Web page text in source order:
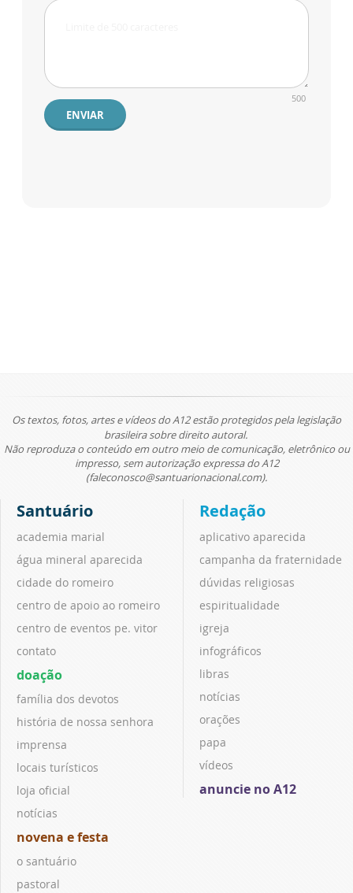
500
ENVIAR
Os textos, fotos, artes e vídeos do A12 estão protegidos pela legislação
brasileira sobre direito autoral.
Não reproduza o conteúdo em outro meio de comunicação, eletrônico ou
impresso, sem autorização expressa do A12
(faleconosco@santuarionacional.com).
Santuário
academia marial
água mineral aparecida
cidade do romeiro
centro de apoio ao romeiro
centro de eventos pe. vitor
contato
doação
família dos devotos
história de nossa senhora
imprensa
locais turísticos
loja oficial
notícias
novena e festa
o santuário
pastoral
Redação
aplicativo aparecida
campanha da fraternidade
dúvidas religiosas
espiritualidade
igreja
infográficos
libras
notícias
orações
papa
vídeos
anuncie no A12